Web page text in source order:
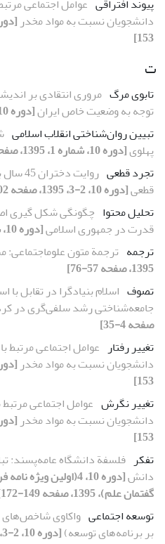
دانشجویان نسبت به مواد مخدر
153]
ت
تابوی مرگ مروری انتقادی بر
توجه به وضعیت خاص ایران[دوره 10، 2-3، 1395، صفحه 36-56]
تبیین روان‌شناختی انقلاب اسلامی
پهلوی[دوره 10، شماره 1، 1395، صفحه 115-136]
تجرد قطعی
روایت
قطعی[دوره 10، 2-3، 1395، صفحه 102-123]
تحلیل محتوا چگونگی شکل گیری
قدرت در جمهوری اسلامی[دوره 10، شماره 1، 1395، صفحه 36-85]
ترجمه ترجمة متون علوماجتماعی:
1395، صفحه 57-76]
تصوف اسلام بنیادگرا در تقابل
جامعه‌شناختی رشد سلفی‌گری در
صفحه 4-35]
تغییر رفتار عوامل اجتماعی مرتبط
دانشجویان نسبت به مواد مخدر
153]
تغییر نگرش عوامل اجتماعی
دانشجویان نسبت به مواد مخدر
153]
تفکر فلسفة دانشگاه عامه‌پسند:
دانش
[دوره 10، 4(اولین
گفتمان علم)، 1395، صفحه 149-172]
توسعه اجتماعی واکاوی شاخص‌های
بر برنامه‌های توسعه)[دوره 10، 2-3، 1395، صفحه 183-205]